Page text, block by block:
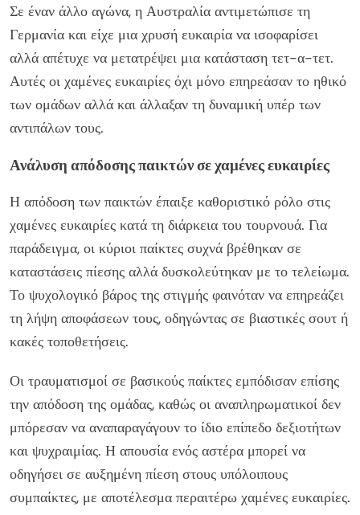
Σε έναν άλλο αγώνα, η Αυστραλία αντιμετώπισε τη
Γερμανία και είχε μια χρυσή ευκαιρία να ισοφαρίσει
αλλά απέτυχε να μετατρέψει μια κατάσταση τετ-α-τετ.
Αυτές οι χαμένες ευκαιρίες όχι μόνο επηρεάσαν το ηθικό
των ομάδων αλλά και άλλαξαν τη δυναμική υπέρ των
αντιπάλων τους.
Ανάλυση απόδοσης παικτών σε χαμένες ευκαιρίες
Η απόδοση των παικτών έπαιξε καθοριστικό ρόλο στις
χαμένες ευκαιρίες κατά τη διάρκεια του τουρνουά. Για
παράδειγμα, οι κύριοι παίκτες συχνά βρέθηκαν σε
καταστάσεις πίεσης αλλά δυσκολεύτηκαν με το τελείωμα.
Το ψυχολογικό βάρος της στιγμής φαινόταν να επηρεάζει
τη λήψη αποφάσεων τους, οδηγώντας σε βιαστικές σουτ ή
κακές τοποθετήσεις.
Οι τραυματισμοί σε βασικούς παίκτες εμπόδισαν επίσης
την απόδοση της ομάδας, καθώς οι αναπληρωματικοί δεν
μπόρεσαν να αναπαραγάγουν το ίδιο επίπεδο δεξιοτήτων
και ψυχραιμίας. Η απουσία ενός αστέρα μπορεί να
οδηγήσει σε αυξημένη πίεση στους υπόλοιπους
συμπαίκτες, με αποτέλεσμα περαιτέρω χαμένες ευκαιρίες.